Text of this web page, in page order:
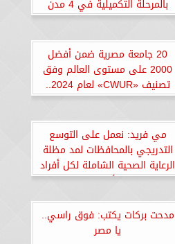
بالمرحلة التكميلية في 4 مدن
جديدة
20 جامعة مصرية ضمن أفضل
2000 على مستوى العالم وفق
تصنيف «CWUR» لعام 2024..
«إنفوجراف»
مي فريد: نعمل على التوسع
التدريجي بالمحافظات لمد مظلة
الرعاية الصحية الشاملة لكل أفراد
الأسرة
مدحت بركات يكتب: فوق راسي..
يا مصر